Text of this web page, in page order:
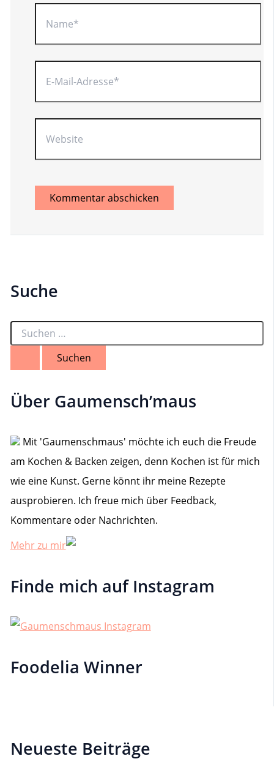
Name*
E-
Mail-
Website
Suche
S
h
:
Über Gaumensch’maus
Mit 'Gaumenschmaus' möchte ich euch die Freude
am Kochen & Backen zeigen, denn Kochen ist für mich
wie eine Kunst. Gerne könnt ihr meine Rezepte
ausprobieren. Ich freue mich über Feedback,
Kommentare oder Nachrichten.
Mehr zu mir
Finde mich auf Instagram
Foodelia Winner
Neueste Beiträge